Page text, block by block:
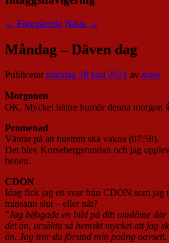
← Föregående Nästa →
Måndag – Däven dag
Publiceratmåndag 28 juni 2021 av nisse
Morgonen
OK. Mycket bättre humör denna morgon
Promenad
Väntar på att hustrun ska vakna (07:58).
Det blev Korsebergsrundan och jag
benen.
CDON
Idag fick jag ett svar från CDON som jag
minsann slut – eller nåt?
”Jag bifogade en bild på ditt omdöme där
det än, ursäkta så hemskt mycket att jag
än. Jag tror du förstod min poäng oavsett.